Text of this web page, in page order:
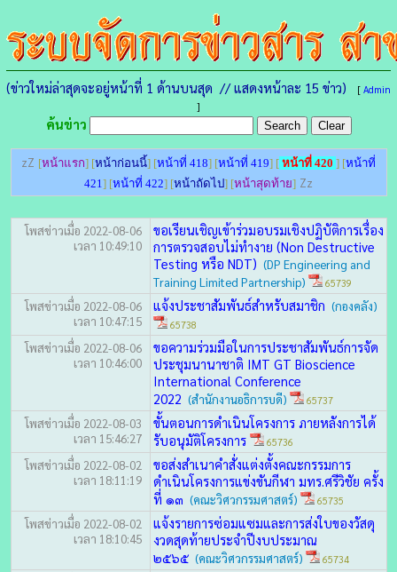
(ข่าวใหม่ล่าสุดจะอยู่หน้าที่ 1 ด้านบนสุด // แสดงหน้าละ 15 ข่าว) [ Admin
]
ค้นข่าว
zZ [หน้าแรก] [หน้าก่อนนี้] [หน้าที่ 418] [หน้าที่ 419] [ หน้าที่ 420 ] [หน้าที่
421] [หน้าที่ 422] [หน้าถัดไป] [หน้าสุดท้าย] Zz
โพสข่าวเมื่อ 2022-08-06
เวลา 10:49:10
ขอเรียนเชิญเข้าร่วมอบรมเชิงปฏิบัติการเรื่อง
การตรวจสอบไม่ทำงาย (Non Destructive
Testing หรือ NDT) (DP Engineering and
Training Limited Partnership)
65739
โพสข่าวเมื่อ 2022-08-06
เวลา 10:47:15
แจ้งประชาสัมพันธ์สำหรับสมาชิก (กองคลัง)
65738
โพสข่าวเมื่อ 2022-08-06
เวลา 10:46:00
ขอความร่วมมือในการประชาสัมพันธ์การจัด
ประชุมนานาชาติ IMT GT Bioscience
International Conference
2022 (สำนักงานอธิการบดี) 65737
โพสข่าวเมื่อ 2022-08-03
เวลา 15:46:27
ขั้นตอนการดำเนินโครงการ ภายหลังการได้
รับอนุมัติโครงการ
65736
โพสข่าวเมื่อ 2022-08-02
เวลา 18:11:19
ขอส่งสำเนาคำสั่งแต่งตั้งคณะกรรมการ
ดำเนินโครงการแข่งขันกีฬา มทร.ศรีวิชัย ครั้ง
ที่ ๑๓ (คณะวิศวกรรมศาสตร์) 65735
โพสข่าวเมื่อ 2022-08-02
เวลา 18:10:45
แจ้งรายการซ่อมแซมและการส่งใบของวัสดุ
งวดสุดท้ายประจำปีงบประมาณ
๒๕๖๕ (คณะวิศวกรรมศาสตร์) 65734